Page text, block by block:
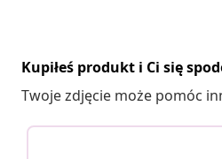
Kupiłeś produkt i Ci się
Twoje zdjęcie może pomóc